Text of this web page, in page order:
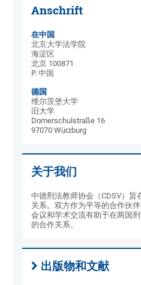
Anschrift
在中国
北京大学法学院
海淀区
北京 100871
P. 中国
德国
维尔茨堡大学
旧大学
Domerschulstraße 16
97070 Würzburg
关于我们
中德刑法教师协会（CDSV）旨
关系。双方作为平等的合作伙
会议和学术交流有助于在两国
的合作关系。
出版物和文献